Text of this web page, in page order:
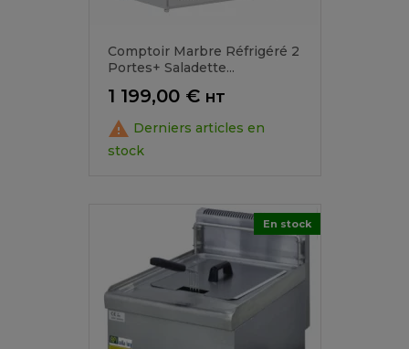
Comptoir Marbre Réfrigéré 2
Portes+ Saladette...
Prix
1 199,00 € HT
 Derniers articles en
stock
En stock